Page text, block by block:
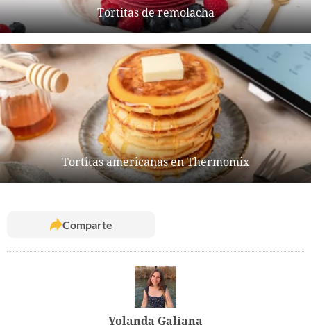
Tortitas de remolacha
Tortitas americanas en Thermomix
Comparte
Yolanda Galiana